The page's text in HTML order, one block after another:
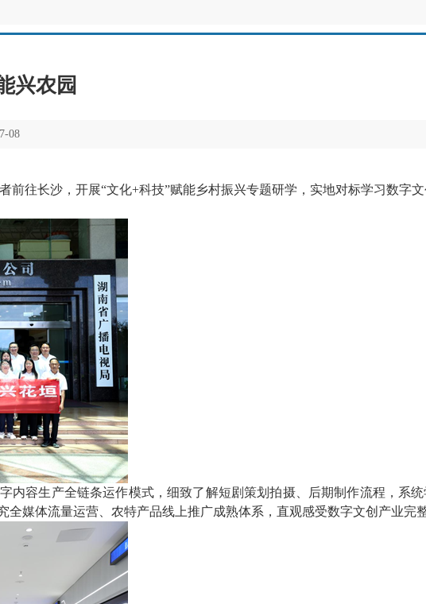
兴农园
08
往长沙，开展“文化+科技”赋能乡村振兴专题研学，实地对标学习数字
容生产全链条运作模式，细致了解短剧策划拍摄、后期制作流程，系
媒体流量运营、农特产品线上推广成熟体系，直观感受数字文创产业完